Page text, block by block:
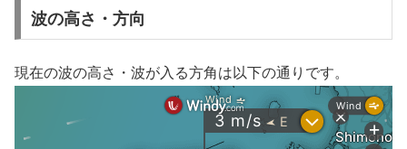
波の高さ・方向
現在の波の高さ・波が入る方角は以下の通りです。